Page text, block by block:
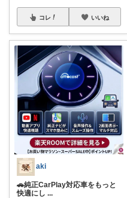
コレ いいね
aki
🚗純正CarPlay対応車をもっと
快適にし ...